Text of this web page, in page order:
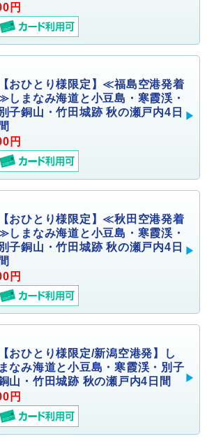
円
【おひとり様限定】≪福島空港発着
しまなみ海道と小豆島・寒霞渓・
別子銅山・竹田城跡 秋の瀬戸内4日
間
円
【おひとり様限定】≪秋田空港発着
しまなみ海道と小豆島・寒霞渓・
別子銅山・竹田城跡 秋の瀬戸内4日
間
円
【おひとり様限定/新潟空港発】し
まなみ海道と小豆島・寒霞渓・別子
山・竹田城跡 秋の瀬戸内4日間
円